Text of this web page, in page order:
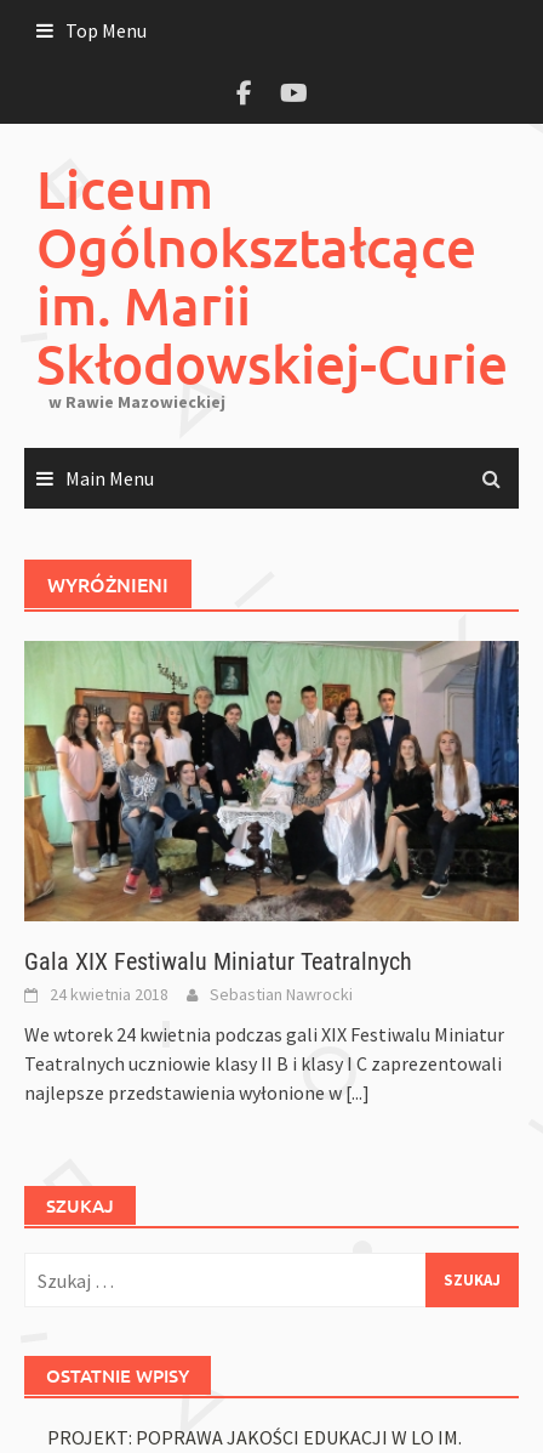
Top Menu
Liceum
Ogólnokształcące
im. Marii
Skłodowskiej-Curie
w Rawie Mazowieckiej
Main Menu
WYRÓŻNIENI
Gala XIX Festiwalu Miniatur Teatralnych
24 kwietnia 2018 Sebastian Nawrocki
We wtorek 24 kwietnia podczas gali XIX Festiwalu Miniatur
Teatralnych uczniowie klasy II B i klasy I C zaprezentowali
najlepsze przedstawienia wyłonione w [...]
SZUKAJ
OSTATNIE WPISY
PROJEKT: POPRAWA JAKOŚCI EDUKACJI W LO IM.